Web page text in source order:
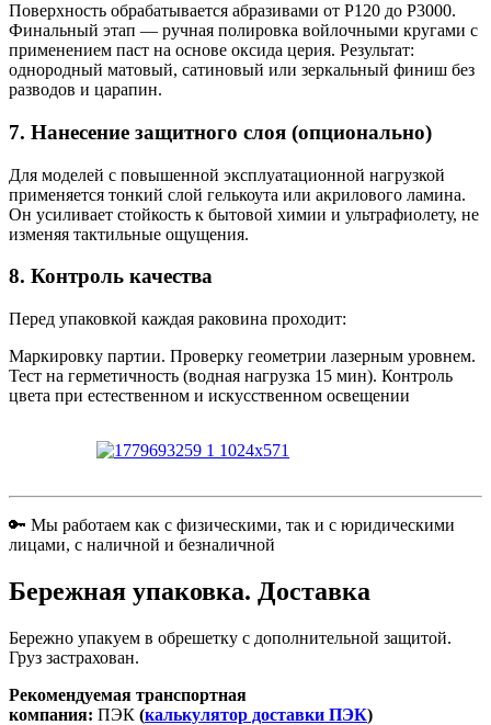
Поверхность обрабатывается абразивами от P120 до P3000.
Финальный этап — ручная полировка войлочными кругами с
применением паст на основе оксида церия. Результат:
однородный матовый, сатиновый или зеркальный финиш без
разводов и царапин.
7. Нанесение защитного слоя (опционально)
Для моделей с повышенной эксплуатационной нагрузкой
применяется тонкий слой гелькоута или акрилового ламина.
Он усиливает стойкость к бытовой химии и ультрафиолету, не
изменяя тактильные ощущения.
8. Контроль качества
Перед упаковкой каждая раковина проходит:
Маркировку партии. Проверку геометрии лазерным уровнем.
Тест на герметичность (водная нагрузка 15 мин). Контроль
цвета при естественном и искусственном освещении
🔑 Мы работаем как с физическими, так и с юридическими
лицами, с наличной и безналичной
Бережная упаковка. Доставка
Бережно упакуем в обрешетку с дополнительной защитой.
Груз застрахован.
Рекомендуемая транспортная
компания: ПЭК (калькулятор доставки ПЭК)